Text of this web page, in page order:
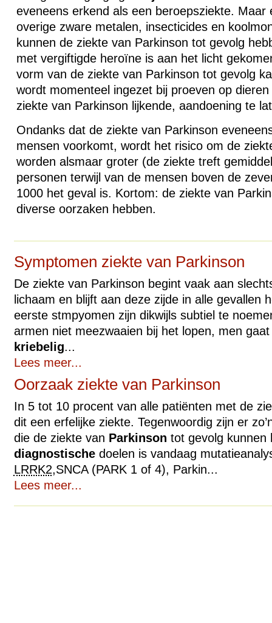
eveneens erkend als een beroepsziekte. Maar
overige zware metalen, insecticides en
kunnen de ziekte van Parkinson tot gevolg
met vergiftigde heroïne is aan het licht
vorm van de ziekte van Parkinson tot gevolg
wordt momenteel ingezet bij proeven op
ziekte van Parkinson lijkende, aandoening te
Ondanks dat de ziekte van Parkinson
mensen voorkomt, wordt het risico om de
worden alsmaar groter (de ziekte treft
personen terwijl van de mensen boven de
1000 het geval is. Kortom: de ziekte van
diverse oorzaken hebben.
Symptomen ziekte van Parkinson
De ziekte van Parkinson begint vaak aan
lichaam en blijft aan deze zijde in alle gevallen
eerste stmpyomen zijn dikwijls subtiel te
armen niet meezwaaien bij het lopen, men
kriebelig...
Lees meer...
Oorzaak ziekte van Parkinson
In 5 tot 10 procent van alle patiënten met de
dit een erfelijke ziekte. Tegenwoordig zijn er
die de ziekte van Parkinson tot gevolg kunnen
diagnostischedoelen is vandaag
LRRK2,SNCA (PARK 1 of 4), Parkin...
Lees meer...